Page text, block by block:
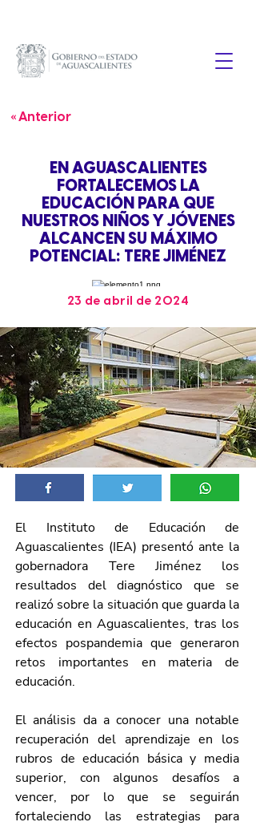
« Anterior
EN AGUASCALIENTES
FORTALECEMOS LA
EDUCACIÓN PARA QUE
NUESTROS NIÑOS Y JÓVENES
ALCANCEN SU MÁXIMO
POTENCIAL: TERE JIMÉNEZ
23 de abril de 2024
El Instituto de Educación de
Aguascalientes (IEA) presentó ante la
gobernadora Tere Jiménez los
resultados del diagnóstico que se
realizó sobre la situación que guarda la
educación en Aguascalientes, tras los
efectos pospandemia que generaron
retos importantes en materia de
educación.
El análisis da a conocer una notable
recuperación del aprendizaje en los
rubros de educación básica y media
superior, con algunos desafíos a
vencer, por lo que se seguirán
fortaleciendo las estrategias para